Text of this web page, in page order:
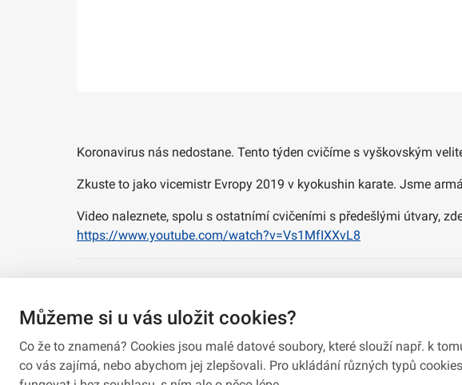
Koronavirus nás nedostane. Tento týden cvičíme s vyškovským
Zkuste to jako vicemistr Evropy 2019 v kyokushin karate. Jsme
Video naleznete, spolu s ostatnímí cvičeními s předešlými útvary,
https://www.youtube.com/watch?v=Vs1MfIXXvL8
Můžeme si u vás uložit cookies?
Co že to znamená? Cookies jsou malé datové soubory, které slouží např. k
co vás zajímá, nebo abychom jej zlepšovali. Pro ukládání různých typů